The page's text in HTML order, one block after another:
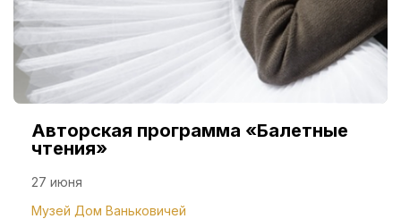
Авторская программа «Балетные
чтения»
27 июня
Музей Дом Ваньковичей